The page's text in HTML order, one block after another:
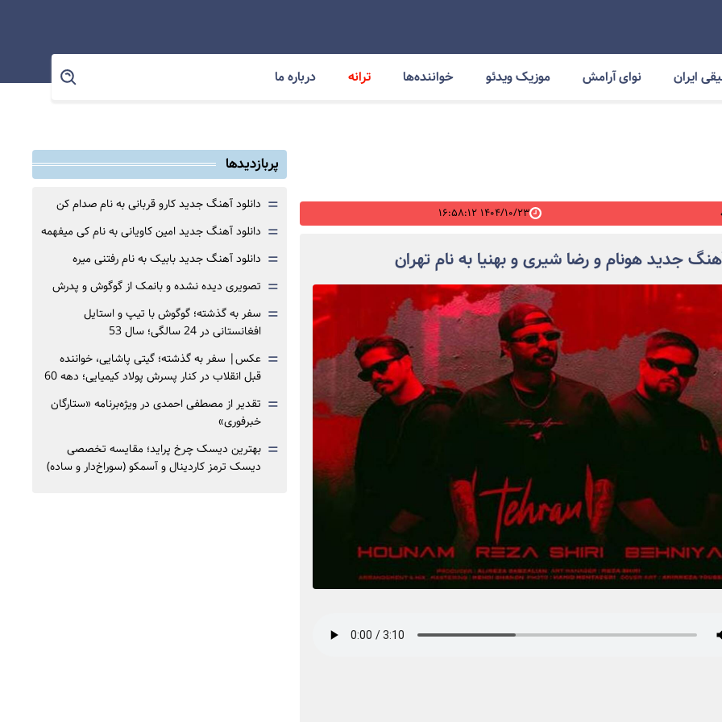
ایران نوای آرامش موزیک ویدئو خواننده‌ها ترانه درباره ما
۱۴۰۴/۱۰/۲۳ ۱۶:۵۸:۱۲
جدید هونام و رضا شیری و بهنیا به نام تهران
پربازدیدها
= دانلود آهنگ جدید کارو قربانی به نام صدام کن
= دانلود آهنگ جدید امین کاویانی به نام کی میفهمه
= دانلود آهنگ جدید بابیک به نام رفتنی میره
= تصویری دیده نشده و بانمک از گوگوش و پدرش
= سفر به گذشته؛ گوگوش با تیپ و استایل
افغانستانی در 24 سالگی؛ سال 53
= عکس| سفر به گذشته؛ گیتی پاشایی، خواننده
قبل انقلاب در کنار پسرش پولاد کیمیایی؛ دهه 60
= تقدیر از مصطفی احمدی در ویژه‌برنامه «ستارگان
خبرفوری»
= بهترین دیسک چرخ پراید؛ مقایسه تخصصی
دیسک ترمز کاردینال و آسمکو (سوراخ‌دار و ساده)